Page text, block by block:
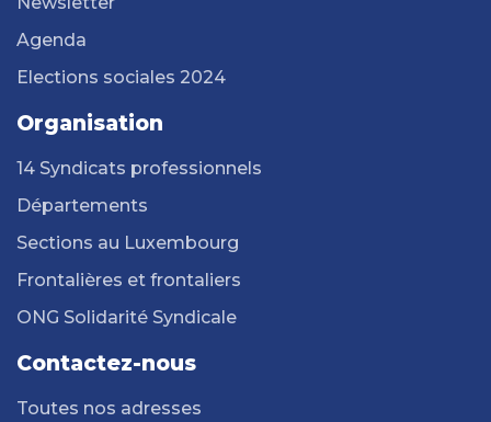
Agenda
Elections sociales 2024
Organisation
14 Syndicats professionnels
Départements
Sections au Luxembourg
Frontalières et frontaliers
ONG Solidarité Syndicale
Contactez-nous
Toutes nos adresses